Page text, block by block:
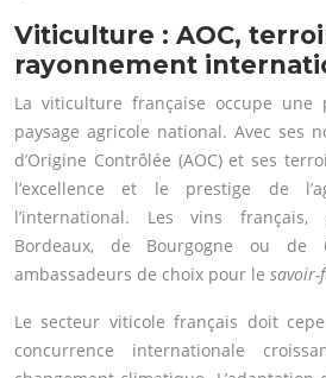
Viticulture : AOC,
rayonnement
La viticulture française occupe
paysage agricole national. Avec ses
d’Origine Contrôlée (AOC) et ses
l’excellence et le prestige de
l’international. Les vins français,
Bordeaux, de Bourgogne ou de
ambassadeurs de choix pour le savoir-
Le secteur viticole français doit
concurrence internationale